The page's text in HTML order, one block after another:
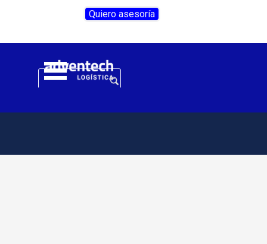
Saltar menú
Quiero asesoría